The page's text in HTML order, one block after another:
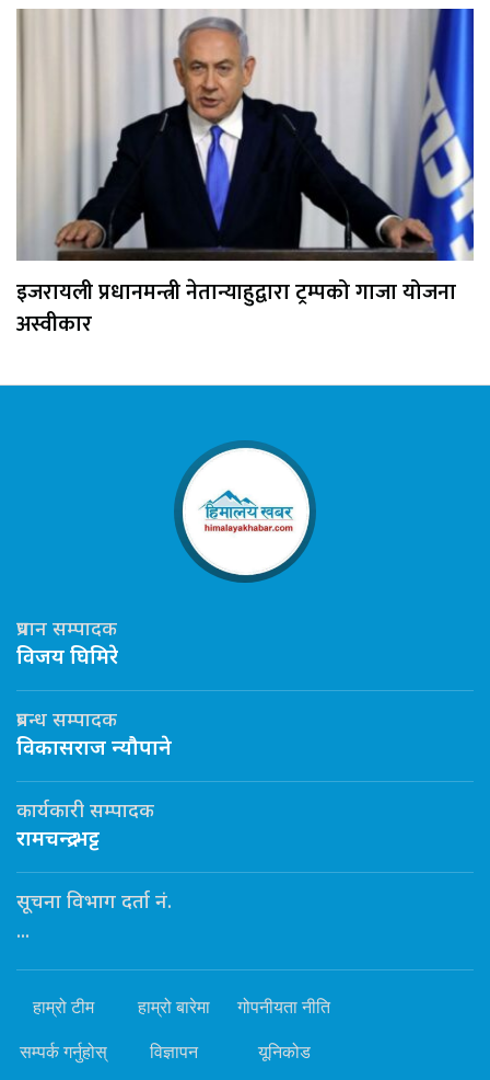
इजरायली प्रधानमन्त्री नेतान्याहुद्वारा ट्रम्पको गाजा योजना
अस्वीकार
प्रधान सम्पादक
विजय घिमिरे
प्रबन्ध सम्पादक
विकासराज न्यौपाने
कार्यकारी सम्पादक
रामचन्द्र भट्ट
सूचना विभाग दर्ता नं.
...
हाम्रो टीम हाम्रो बारेमा गोपनीयता नीति
सम्पर्क गर्नुहोस् विज्ञापन यूनिकोड